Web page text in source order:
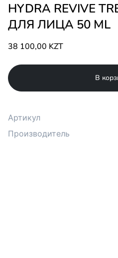
HYDRA REVIVE TREATMENT КРЕМ
ДЛЯ ЛИЦА 50 ML
38 100,00 KZT
В
Артикул
Производитель